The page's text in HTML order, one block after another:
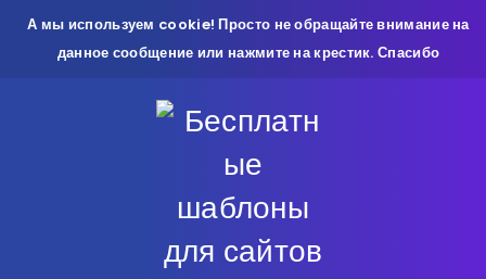
А мы используем cookie! Просто не обращайте внимание на
данное сообщение или нажмите на крестик. Спасибо